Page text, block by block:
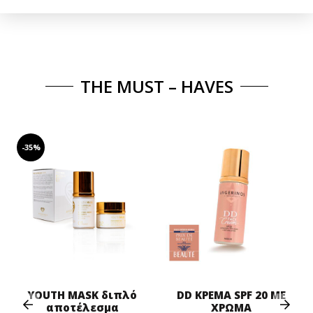
THE MUST – HAVES
-35%
YOUTH MASK διπλό
αποτέλεσμα
DD ΚΡΕΜΑ SPF 20 ΜΕ
ΧΡΩΜΑ
Prev Next